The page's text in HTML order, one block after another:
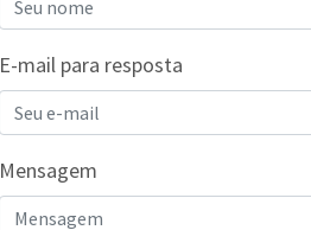
E-mail para resposta
Mensagem